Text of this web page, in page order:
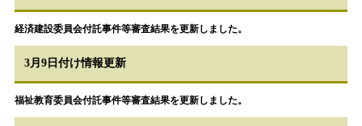
経済建設委員会付託事件等審査結果を更新しました。
3月9日付け情報更新
福祉教育委員会付託事件等審査結果を更新しました。